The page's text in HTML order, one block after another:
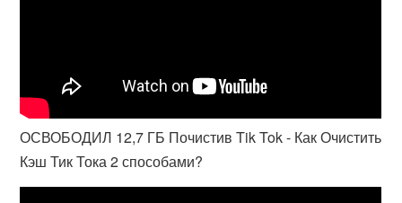
ОСВОБОДИЛ 12,7 ГБ Почистив Tik Tok - Как Очистить
Кэш Тик Тока 2 способами?